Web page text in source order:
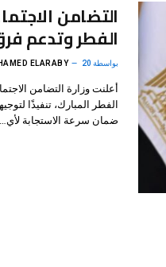
التضامن
الفطر وتدعم
بواسطة ELARABY 20 مارس، 2026
أعلنت وزارة التضامن
الفطر المبارك، تنفيذًا
ضمان سرعة الاستجابة لأي…